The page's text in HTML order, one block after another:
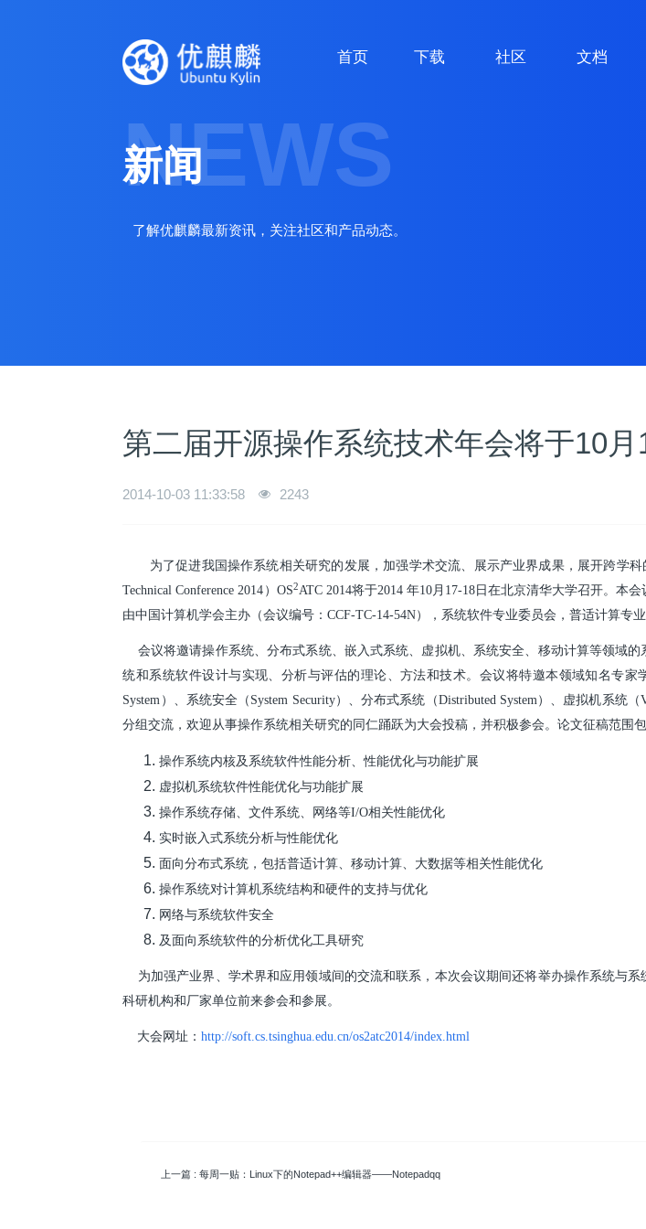
首页 下载 社区 文档
NEWS
新闻
了解优麒麟最新资讯，关注社区和产品动态。
第二届开源操作系统技术年会将于10
2014-10-03 11:33:58 2243
为了促进我国操作系统相关研究的发展，加强学术交流、展示产业界成果，展开跨学科
Technical Conference 2014）OS2ATC 2014将于2014 年10月17-18日在北京清华大学召开。本
由中国计算机学会主办（会议编号：CCF-TC-14-54N），系统软件专业委员会，普适计算专
会议将邀请操作系统、分布式系统、嵌入式系统、虚拟机、系统安全、移动计算等领域
统和系统软件设计与实现、分析与评估的理论、方法和技术。会议将特邀本领域知名专家
System）、系统安全（System Security）、分布式系统（Distributed System）、虚拟机系
分组交流，欢迎从事操作系统相关研究的同仁踊跃为大会投稿，并积极参会。论文征稿范围
操作系统内核及系统软件性能分析、性能优化与功能扩展
虚拟机系统软件性能优化与功能扩展
操作系统存储、文件系统、网络等I/O相关性能优化
实时嵌入式系统分析与性能优化
面向分布式系统，包括普适计算、移动计算、大数据等相关性能优化
操作系统对计算机系统结构和硬件的支持与优化
网络与系统软件安全
及面向系统软件的分析优化工具研究
为加强产业界、学术界和应用领域间的交流和联系，本次会议期间还将举办操作系统与
科研机构和厂家单位前来参会和参展。
大会网址：http://soft.cs.tsinghua.edu.cn/os2atc2014/index.html
上一篇 : 每周一贴：Linux下的Notepad++编辑器——Notepadqq